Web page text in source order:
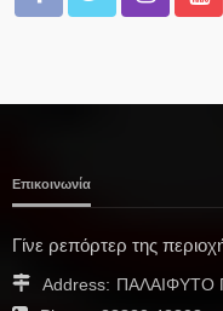
Επικοινωνία
Γίνε ρεπόρτερ της
Address: ΠΑΛΑΙΦΥΤΟ